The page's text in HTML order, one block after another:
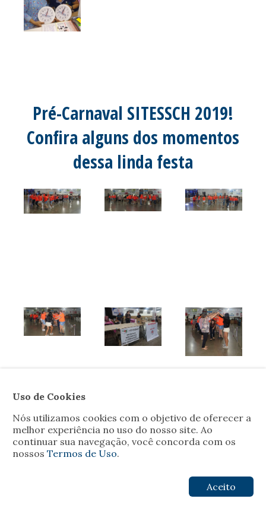
Pré-Carnaval SITESSCH 2019!
Confira alguns dos momentos
dessa linda festa
Uso de Cookies
Nós utilizamos cookies com o objetivo de oferecer a
melhor experiência no uso do nosso site. Ao
continuar sua navegação, você concorda com os
nossos Termos de Uso.
Aceito